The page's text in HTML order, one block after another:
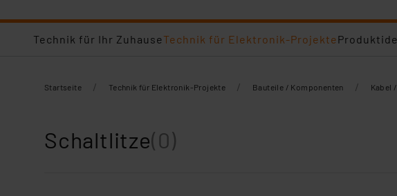
Technik für Ihr ZuhauseTechnik für Elektronik-Projekte
Startseite / Technik für Elektronik-Projekte / Bauteile / Komponenten / Kabel
Schaltlitze(0)